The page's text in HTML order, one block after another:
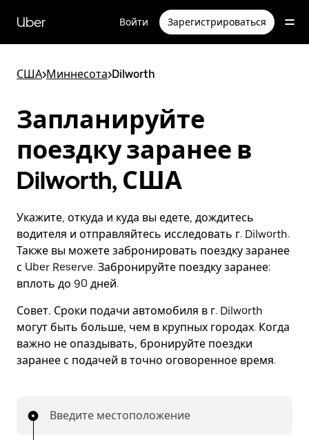
перейти
к
Uber Войти Зарегистрироваться
США>Миннесота>Dilworth
Запланируйте
поездку заранее в
Dilworth, США
Укажите, откуда и куда вы едете, дождитесь
водителя и отправляйтесь исследовать г. Dilworth.
Также вы можете забронировать поездку заранее
с Uber Reserve. Забронируйте поездку заранее:
вплоть до 90 дней.
Совет. Сроки подачи автомобиля в г. Dilworth
могут быть больше, чем в крупных городах. Когда
важно не опаздывать, бронируйте поездки
заранее с подачей в точно оговоренное время.
Введите местоположение